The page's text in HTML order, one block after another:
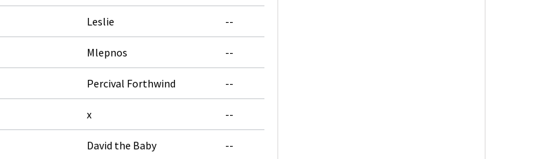
Leslie --
Mlepnos --
Percival Forthwind --
x --
David the Baby --